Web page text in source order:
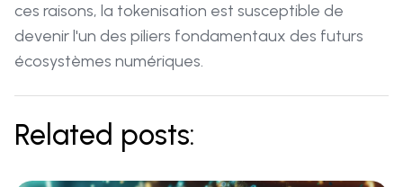
ces raisons, la tokenisation est susceptible de
devenir l'un des piliers fondamentaux des futurs
écosystèmes numériques.
Related posts: